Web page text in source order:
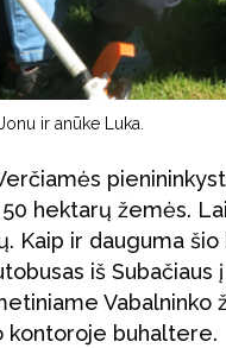
ir anūke Luka.
hektarų žemės.
Kaip ir dauguma
iš
Vabalninko
kontoroje buhaltere.